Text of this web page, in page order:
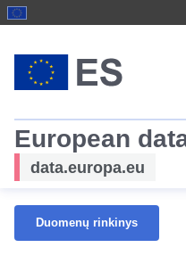
European
data.europa.eu
Duomenų rinkinys